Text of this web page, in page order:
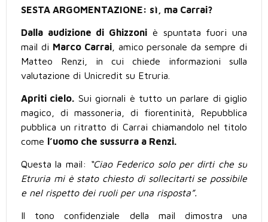
SESTA ARGOMENTAZIONE: sì, ma Carrai?
Dalla audizione di Ghizzoni è spuntata fuori una
mail di Marco Carrai, amico personale da sempre di
Matteo Renzi, in cui chiede informazioni sulla
valutazione di Unicredit su Etruria.
Apriti cielo. Sui giornali è tutto un parlare di giglio
magico, di massoneria, di fiorentinità, Repubblica
pubblica un ritratto di Carrai chiamandolo nel titolo
come
l’uomo che sussurra a Renzi.
Questa la mail:
“Ciao Federico solo per dirti che su
Etruria mi è stato chiesto di sollecitarti se possibile
e nel rispetto dei ruoli per una risposta”.
Il tono confidenziale della mail dimostra una